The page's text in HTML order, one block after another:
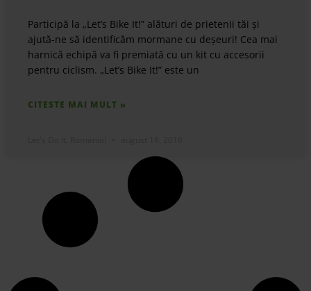
Participă la „Let’s Bike It!” alături de prietenii tăi și
ajută-ne să identificăm mormane cu deșeuri! Cea mai
harnică echipă va fi premiată cu un kit cu accesorii
pentru ciclism. „Let’s Bike It!” este un
CITESTE MAI MULT »